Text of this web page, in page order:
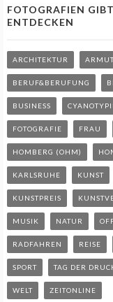
FOTOGRAFIEN
ENTDECKEN
ARCHITEKTUR
BERUF&BERUFUNG
BUSINESS
FOTOGRAFIE FRAU
HOMBERG (OHM)
KARLSRUHE KUNST
KUNSTPREIS
MUSIK NATUR
RADFAHREN REISE
SPORT TAG DER
WELT ZEITONLINE